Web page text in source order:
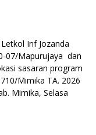
Inf Jozanda
07/Mapurujaya dan
sasaran program
Mimika TA. 2026
Mimika, Selasa